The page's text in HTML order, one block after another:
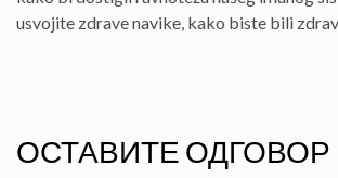
usvojite zdrave navike, kako biste bili
ОСТАВИТЕ ОДГОВОР